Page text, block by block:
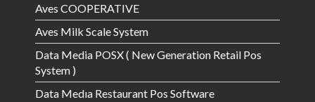
Aves COOPERATIVE
Aves Milk Scale System
Data Media POSX ( New Generation Retail Pos
System )
Data Medıa Restaurant Pos Software